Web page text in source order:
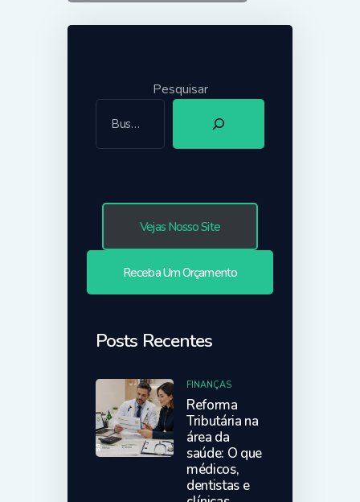
Pesquisar
Vejas Nosso Site
Receba Um Orçamento
Posts Recentes
FINANÇAS
Reforma
Tributária na
área da
saúde: O que
médicos,
dentistas e